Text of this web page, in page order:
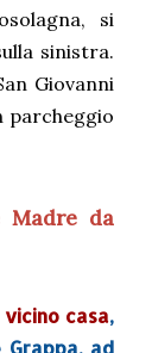
si
sinistra.
Giovanni
parcheggio
Madre da
casa,
ad